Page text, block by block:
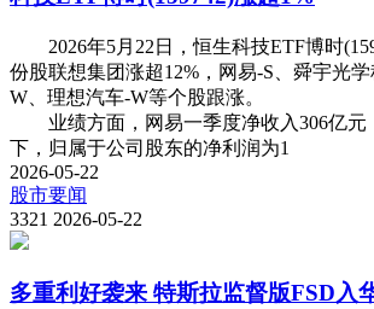
2026年5月22日，恒生科技ETF博时
份股联想集团涨超12%，网易-S、舜宇光
W、理想汽车-W等个股跟涨。
业绩方面，网易一季度净收入306亿元
下，归属于公司股东的净利润为1
2026-05-22
股市要闻
3321 2026-05-22
多重利好袭来 特斯拉监督版FSD入